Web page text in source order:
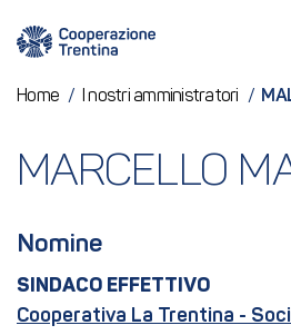
Home / I nostri amministratori /
MARCELLO
Nomine
SINDACO EFFETTIVO
Cooperativa La Trentina -